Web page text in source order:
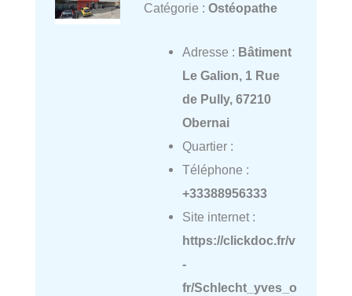
Catégorie : Ostéopathe
Adresse : Bâtiment
Le Galion, 1 Rue
de Pully, 67210
Obernai
Quartier :
Téléphone :
+33388956333
Site internet :
https://clickdoc.fr/v
-
fr/Schlecht_yves_o